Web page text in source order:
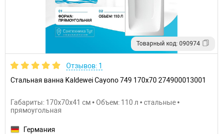
Товарный код: 090974
Отзывов: 1
Стальная ванна Kaldewei Cayono 749 170x70 274900013001
Габариты: 170x70x41 см • Объем: 110 л • стальные •
прямоугольная
Германия